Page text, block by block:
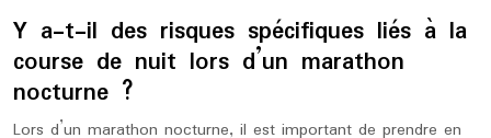
Y a-t-il des risques spécifiques liés à la
course de nuit lors d’un marathon
nocturne ?
Lors d’un marathon nocturne, il est important de prendre en